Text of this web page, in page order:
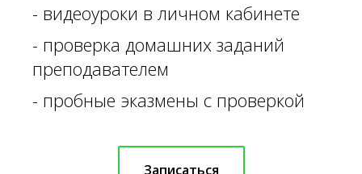
- видеоуроки в личном кабинете
- проверка домашних заданий
преподавателем
- пробные эказмены с проверкой
Записаться